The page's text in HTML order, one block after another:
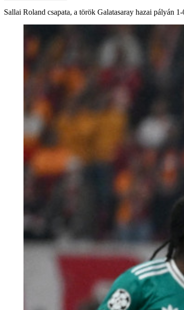
Sallai Roland csapata, a török Galatasaray hazai